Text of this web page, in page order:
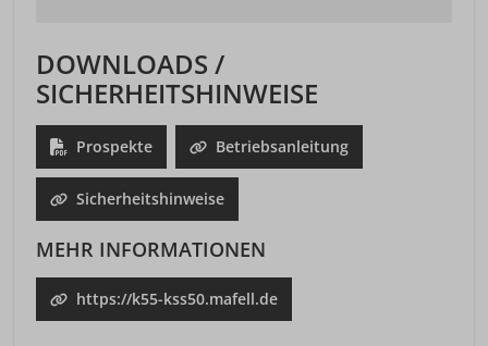
DOWNLOADS /
SICHERHEITSHINWEISE
Prospekte Betriebsanleitung
Sicherheitshinweise
MEHR INFORMATIONEN
https://k55-kss50.mafell.de